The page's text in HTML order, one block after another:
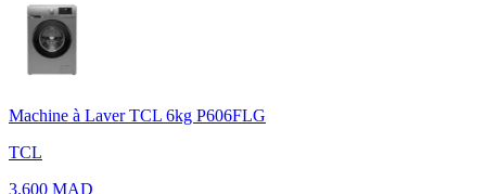
Machine à Laver TCL 6kg P606FLG
TCL
3.600 MAD